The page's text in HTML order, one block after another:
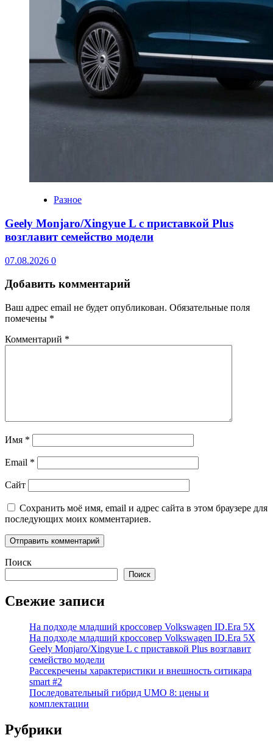
Разное
Geely Monjaro/Xingyue L с приставкой Plus
возглавит семейство модели
07.08.2026 0
Добавить комментарий
Ваш адрес email не будет опубликован. Обязательные поля
помечены *
Комментарий *
Имя *
Email *
Сайт
Сохранить моё имя, email и адрес сайта в этом браузере для
последующих моих комментариев.
Поиск
Поиск
Свежие записи
На подходе младший кроссовер Volkswagen ID.Era 5X
На подходе младший кроссовер Volkswagen ID.Era 5X
Geely Monjaro/Xingyue L с приставкой Plus возглавит
семейство модели
Рассекречены характеристики и внешность ситикара
smart #2
Последовательный гибрид UMO 8: цены и
комплектации
Рубрики